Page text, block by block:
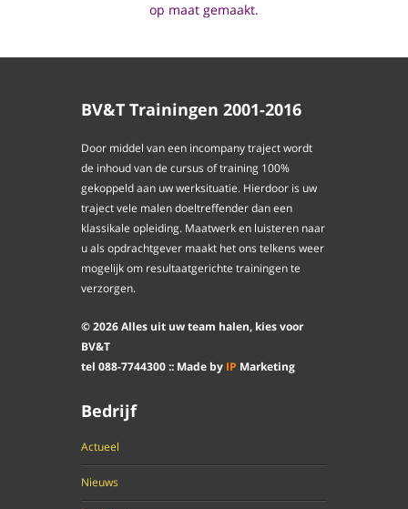
op maat gemaakt.
BV&T Trainingen 2001-2016
Door middel van een incompany traject wordt
de inhoud van de cursus of training 100%
gekoppeld aan uw werksituatie. Hierdoor is uw
traject vele malen doeltreffender dan een
klassikale opleiding. Maatwerk en luisteren naar
u als opdrachtgever maakt het ons telkens weer
mogelijk om resultaatgerichte trainingen te
verzorgen.
©2026Alles uit uw team halen, kies voor
BV&T
tel 088-7744300:: Made by IP Marketing
Bedrijf
Actueel
Nieuws